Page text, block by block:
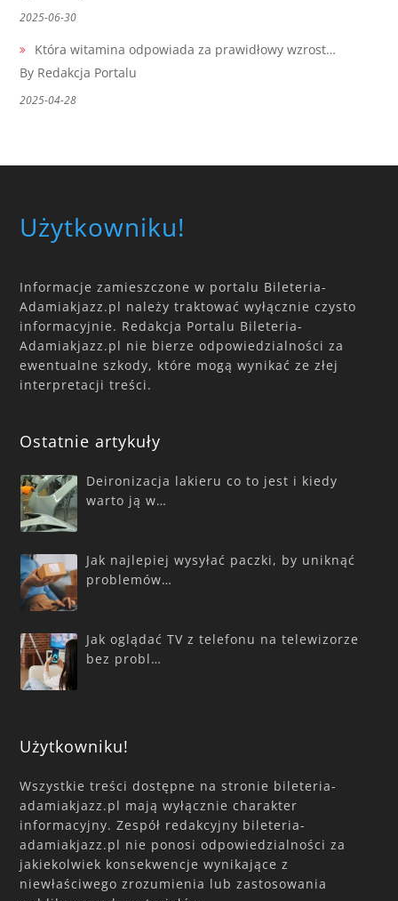
2025-06-30
Która witamina odpowiada za prawidłowy wzrost…
By Redakcja Portalu
2025-04-28
Użytkowniku!
Informacje zamieszczone w portalu Bileteria-
Adamiakjazz.pl należy traktować wyłącznie czysto
informacyjnie. Redakcja Portalu Bileteria-
Adamiakjazz.pl nie bierze odpowiedzialności za
ewentualne szkody, które mogą wynikać ze złej
interpretacji treści.
Ostatnie artykuły
Deironizacja lakieru co to jest i kiedy
warto ją w…
Jak najlepiej wysyłać paczki, by uniknąć
problemów…
Jak oglądać TV z telefonu na telewizorze
bez probl…
Użytkowniku!
Wszystkie treści dostępne na stronie bileteria-
adamiakjazz.pl mają wyłącznie charakter
informacyjny. Zespół redakcyjny bileteria-
adamiakjazz.pl nie ponosi odpowiedzialności za
jakiekolwiek konsekwencje wynikające z
niewłaściwego zrozumienia lub zastosowania